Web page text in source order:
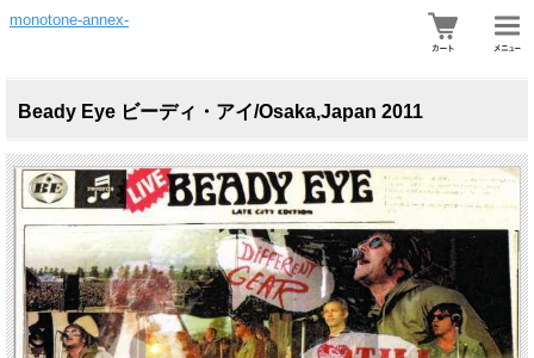
monotone-annex-
Beady Eye ビーディ・アイ/Osaka,Japan 2011